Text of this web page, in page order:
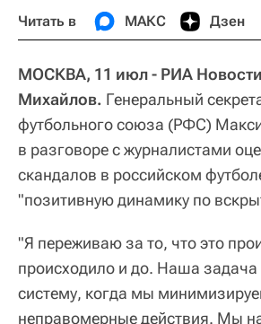
Читать в МАКС Дзен
МОСКВА, 11 июл - РИА
Михайлов. Генеральный
футбольного союза (РФС)
в разговоре с журналистами
скандалов в российском
"позитивную динамику по
"Я переживаю за то, что это
происходило и до. Наша задача
систему, когда мы
неправомерные действия. Мы